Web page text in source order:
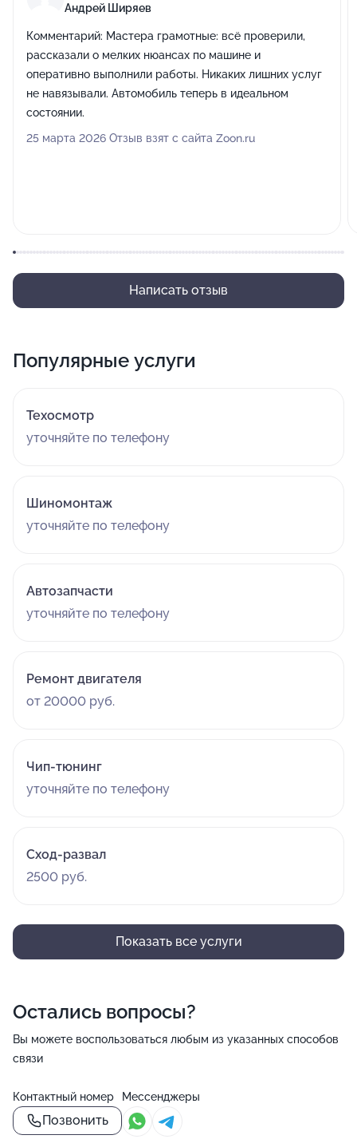
Андрей Ширяев
Комментарий: Мастера грамотные: всё проверили,
рассказали о мелких нюансах по машине и
оперативно выполнили работы. Никаких лишних услуг
не навязывали. Автомобиль теперь в идеальном
состоянии.
25 марта 2026 Отзыв взят с сайта Zoon.ru
Написать отзыв
Популярные услуги
Техосмотр
уточняйте по телефону
Шиномонтаж
уточняйте по телефону
Автозапчасти
уточняйте по телефону
Ремонт двигателя
от 20000 руб.
Чип-тюнинг
уточняйте по телефону
Сход-развал
2500 руб.
Показать все услуги
Остались вопросы?
Вы можете воспользоваться любым из указанных способов
связи
Контактный номер
Позвонить
Мессенджеры